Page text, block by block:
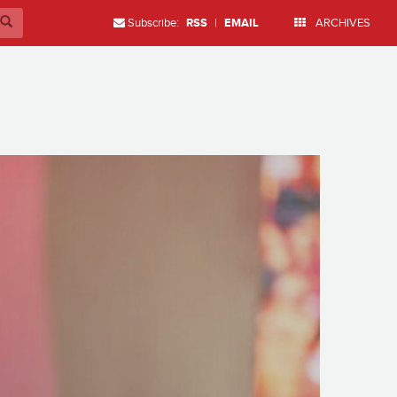
Subscribe: RSS | EMAIL ARCHIVES